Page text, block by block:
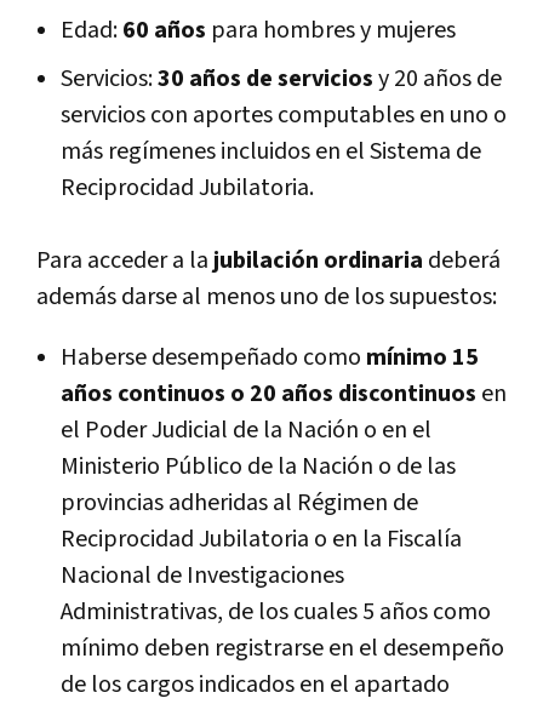
Edad:60 años para hombres y mujeres
Servicios:30 años de serviciosy 20 años de
servicios con aportes computables en uno o
más regímenes incluidos en el Sistema de
Reciprocidad Jubilatoria.
Para acceder a la jubilación ordinaria deberá
además darse al menos uno de los supuestos:
Haberse desempeñado como mínimo 15
años continuos o 20 años discontinuos en
el Poder Judicial de la Nación o en el
Ministerio Público de la Nación o de las
provincias adheridas al Régimen de
Reciprocidad Jubilatoria o en la Fiscalía
Nacional de Investigaciones
Administrativas, de los cuales 5 años como
mínimo deben registrarse en el desempeño
de los cargos indicados en el apartado